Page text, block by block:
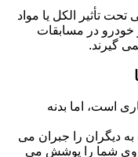
تأثیر الکل یا مواد
خودرو در مسابقات
گیرند.
است، اما بدنه
دیگران را جبران می
شما را پوشش می